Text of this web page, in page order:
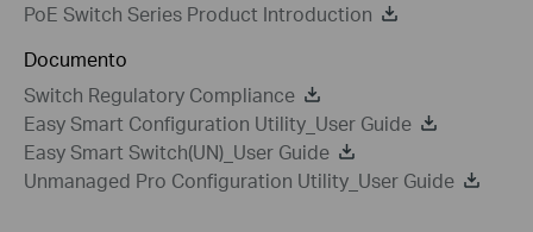
PoE Switch Series Product Introduction
Documento
Switch Regulatory Compliance
Easy Smart Configuration Utility_User Guide
Easy Smart Switch(UN)_User Guide
Unmanaged Pro Configuration Utility_User Guide